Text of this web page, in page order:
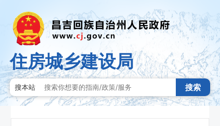
住房城乡建设局
搜本站 搜索